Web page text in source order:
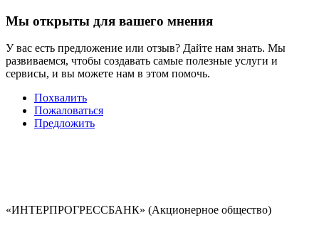
Мы открыты для вашего мнения
У вас есть предложение или отзыв? Дайте нам знать. Мы
развиваемся, чтобы создавать самые полезные услуги и
сервисы, и вы можете нам в этом помочь.
Похвалить
Пожаловаться
Предложить
«ИНТЕРПРОГРЕССБАНК» (Акционерное общество)